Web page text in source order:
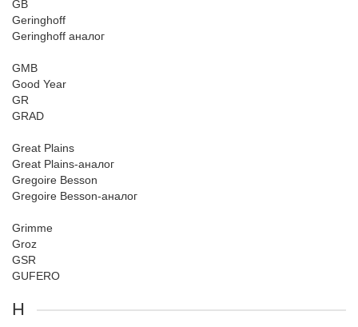
GB
Geringhoff
Geringhoff аналог
GMB
Good Year
GR
GRAD
Great Plains
Great Plains-аналог
Gregoire Besson
Gregoire Besson-аналог
Grimme
Groz
GSR
GUFERO
H